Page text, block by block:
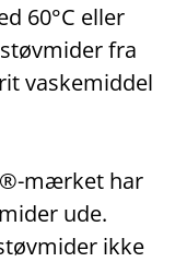
60°C eller
fra
vaskemiddel
mærket har
ude.
ikke